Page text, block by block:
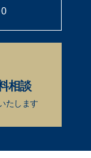
相談
たします